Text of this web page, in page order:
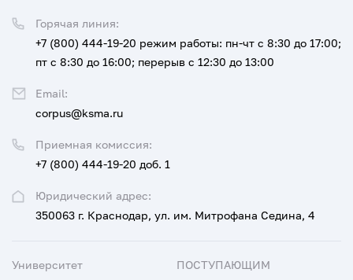
Юридический адрес:
350063 г. Краснодар, ул. им. Митрофана Седина, 4
Приемная комиссия:
+7 (800) 444-19-20 доб. 1
Горячая линия:
+7 (800) 444-19-20 режим работы: пн-чт с 8:30 до 17:00;
пт с 8:30 до 16:00; перерыв с 12:30 до 13:00
Email:
corpus@ksma.ru
Университет ПОСТУПАЮЩИМ